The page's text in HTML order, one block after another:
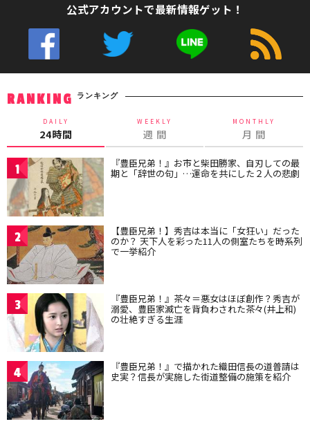
公式アカウントで最新情報ゲット！
RANKING ランキング
DAILY
24時間
WEEKLY
週 間
MONTHLY
月 間
1 『豊臣兄弟！』お市と柴田勝家、自刃しての最
期と「辞世の句」…運命を共にした２人の悲劇
2 【豊臣兄弟！】秀吉は本当に「女狂い」だった
のか？ 天下人を彩った11人の側室たちを時系列
で一挙紹介
3 『豊臣兄弟！』茶々＝悪女はほぼ創作？秀吉が
溺愛、豊臣家滅亡を背負わされた茶々(井上和)
の壮絶すぎる生涯
4 『豊臣兄弟！』で描かれた織田信長の道普請は
史実？信長が実施した街道整備の施策を紹介